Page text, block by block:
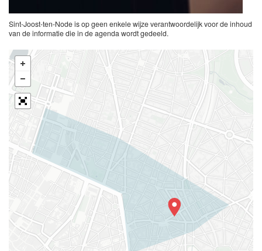
Sint-Joost-ten-Node is op geen enkele wijze verantwoordelijk voor de inhoud
van de informatie die in de agenda wordt gedeeld.